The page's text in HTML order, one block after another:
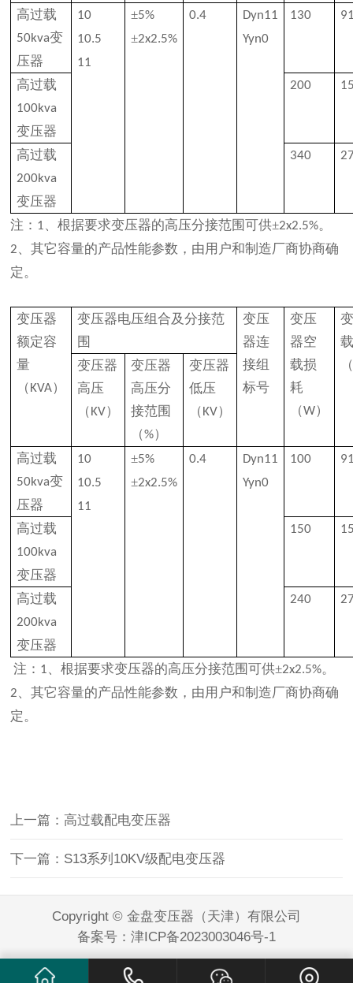
高过载
50kva变
压器
10
10.5
11
±5%
±2x2.5%
0.4
Dyn11
Yyn0
130
高过载
100kva
变压器
200
高过载
200kva
变压器
340
注： 1、根据要求变压器的高压分接范围可供±2x2.5%。
2、其它容量的产品性能参数，由用户和制造厂商协商确
定。
变压器
额定容
量
（KVA）
变压器电压组合及分接范
围
变压
器连
接组
标号
变压
器空
载损
耗
（W）
变压器
高压
（KV）
变压器
高压分
接范围
（%）
变压器
低压
（KV）
高过载
50kva变
压器
10
10.5
11
±5%
±2x2.5%
0.4
Dyn11
Yyn0
100
高过载
100kva
变压器
150
高过载
200kva
变压器
240
注： 1、根据要求变压器的高压分接范围可供±2x2.5%。
2、其它容量的产品性能参数，由用户和制造厂商协商确
定。
上一篇：高过载配电变压器
下一篇：S13系列10KV级配电变压器
Copyright © 金盘变压器（天津）有限公司
备案号： 津ICP备2023003046号-1